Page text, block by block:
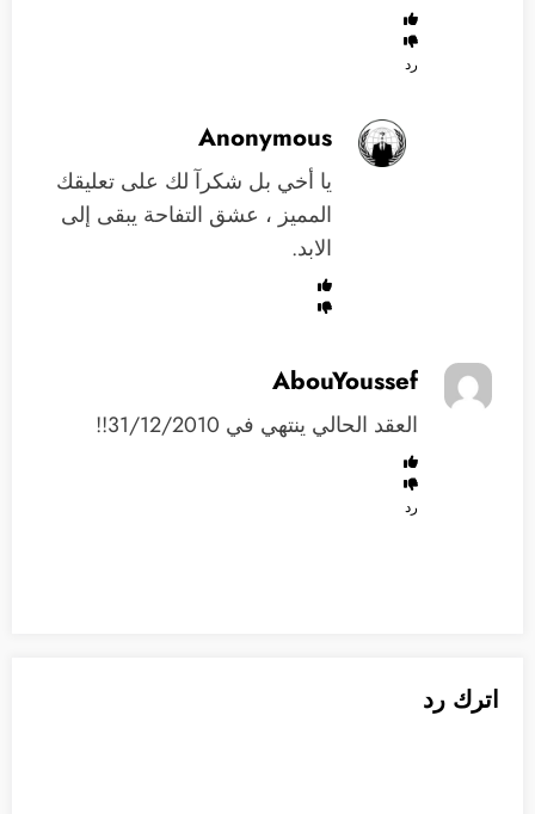
رد
Anonymous
يا أخي بل شكرآ لك على تعليقك
المميز ، عشق التفاحة يبقى إلى
الابد.
AbouYoussef
العقد الحالي ينتهي في 31/12/2010!!
رد
اترك رد